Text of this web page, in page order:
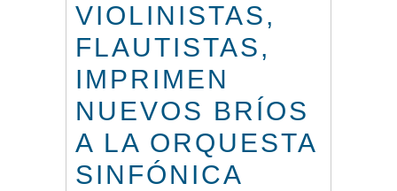
VIOLINISTAS,
FLAUTISTAS,
IMPRIMEN
NUEVOS BRÍOS
A LA ORQUESTA
SINFÓNICA